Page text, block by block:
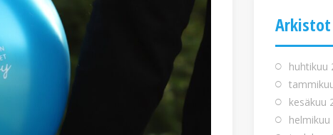
Arkistot
huhtikuu
kesäkuu
helmikuu